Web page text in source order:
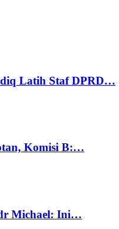
Latih Staf DPRD…
Komisi B:…
Michael: Ini…